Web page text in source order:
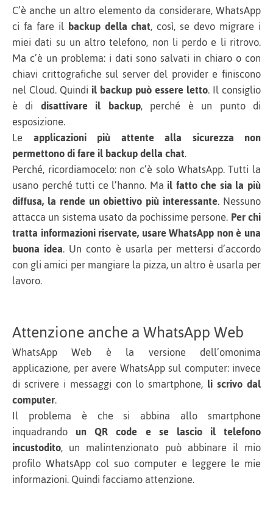
C’è anche un altro elemento da considerare, WhatsApp
ci fa fare ilbackup della chat, così, se devo migrare i
miei dati su un altro telefono, non li perdo e li ritrovo.
Ma c’è un problema: i dati sono salvati in chiaro o con
chiavi crittografiche sul server del provider e finiscono
nel Cloud. Quindi ilbackup può essere letto. Il consiglio
è di disattivare il backup, perché è un punto di
esposizione.
Le applicazioni più attente alla sicurezza non
permettono di fare il backup della chat.
Perché, ricordiamocelo: non c’è solo WhatsApp. Tutti la
usano perché tutti ce l’hanno. Ma il fatto che sia la più
diffusa, la rende un obiettivo più interessante. Nessuno
attacca un sistema usato da pochissime persone.Per chi
tratta informazioni riservate, usare WhatsApp non è una
buona idea. Un conto è usarla per mettersi d’accordo
con gli amici per mangiare la pizza, un altro è usarla per
lavoro.
Attenzione anche a WhatsApp Web
WhatsApp Web è la versione dell’omonima
applicazione, per avere WhatsApp sul computer: invece
di scrivere i messaggi con lo smartphone, li scrivo dal
computer.
Il problema è che si abbina allo smartphone
inquadrando un QR code e se lascio il telefono
incustodito, un malintenzionato può abbinare il mio
profilo WhatsApp col suo computer e leggere le mie
informazioni. Quindi facciamo attenzione.